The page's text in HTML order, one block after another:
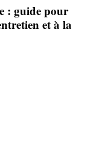
: guide pour
et à la